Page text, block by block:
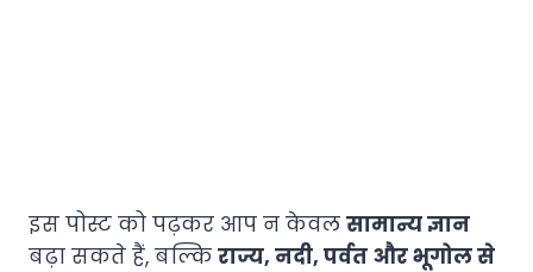
इस पोस्ट को पढ़कर आप न केवल सामान्य ज्ञान
बढ़ा सकते हैं, बल्कि राज्य, नदी, पर्वत और भूगोल से